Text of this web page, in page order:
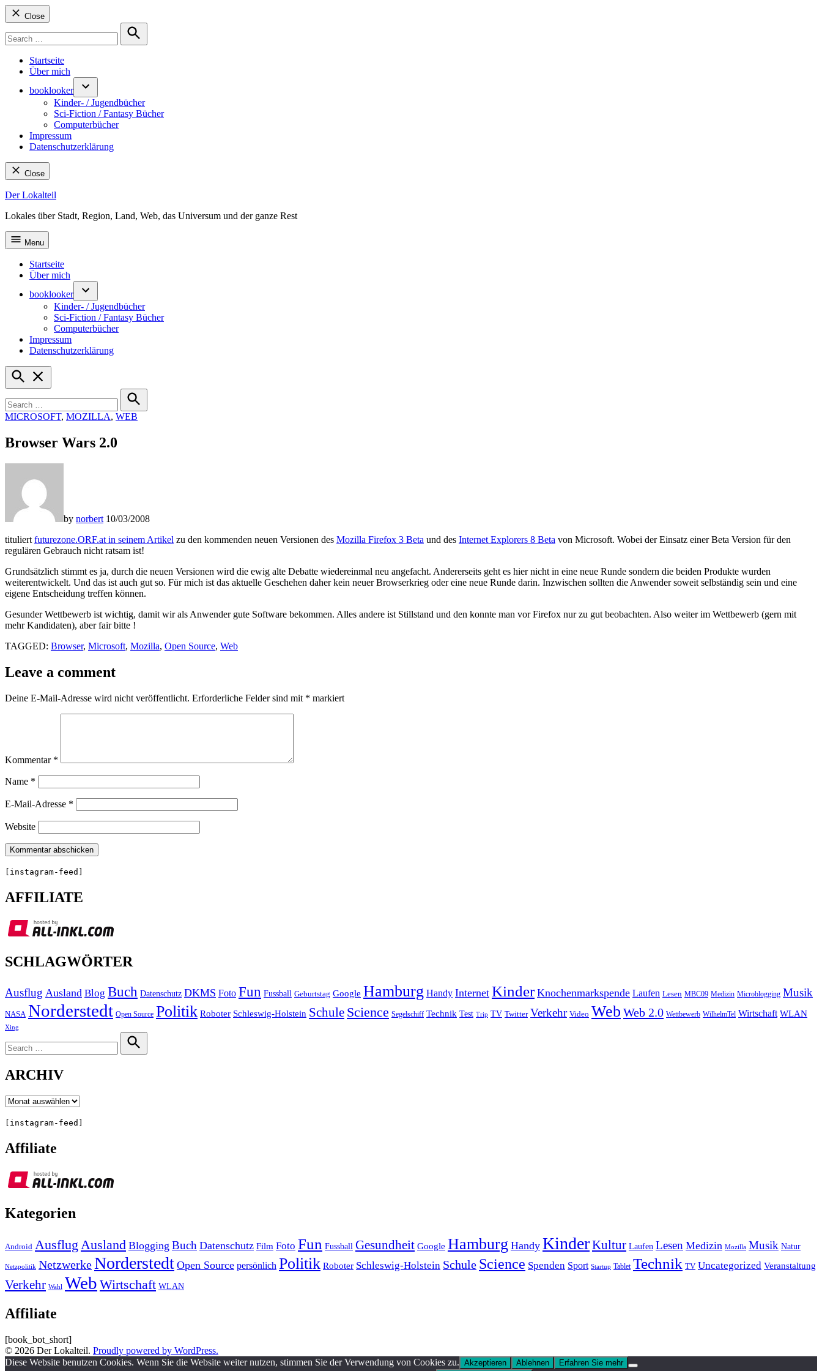
Close
for:
Search
Startseite
Über mich
booklooker
Kinder- / Jugendbücher
Sci-Fiction / Fantasy Bücher
Computerbücher
Impressum
Datenschutzerklärung
Close
Skip
content
Der Lokalteil
Lokales über Stadt, Region, Land, Web, das Universum und der ganze Rest
Menu
Startseite
Über mich
booklooker
Kinder- / Jugendbücher
Sci-Fiction / Fantasy Bücher
Computerbücher
Impressum
Datenschutzerklärung
Open
Search
for:
Search
POSTED
MICROSOFT, MOZILLA, WEB
Browser Wars 2.0
by norbert 10/03/2008
tituliert futurezone.ORF.at in seinem Artikel zu den kommenden neuen Versionen des Mozilla Firefox 3 Beta und des Internet Explorers 8 Beta von Microsoft. Wobei der Einsatz einer Beta Version für den
regulären Gebrauch nicht ratsam ist!
Grundsätzlich stimmt es ja, durch die neuen Versionen wird die ewig alte Debatte wiedereinmal neu angefacht. Andererseits geht es hier nicht in eine neue Runde sondern die beiden Produkte wurden
weiterentwickelt. Und das ist auch gut so. Für mich ist das aktuelle Geschehen daher kein neuer Browserkrieg oder eine neue Runde darin. Inzwischen sollten die Anwender soweit selbständig sein und eine
eigene Entscheidung treffen können.
Gesunder Wettbewerb ist wichtig, damit wir als Anwender gute Software bekommen. Alles andere ist Stillstand und den konnte man vor Firefox nur zu gut beobachten. Also weiter im Wettbewerb (gern mit
mehr Kandidaten), aber fair bitte !
TAGGED: Browser, Microsoft, Mozilla, Open Source, Web
Leave a comment
Deine E-Mail-Adresse wird nicht veröffentlicht. Erforderliche Felder sind mit * markiert
Kommentar *
Name *
E-Mail-Adresse *
Website
[instagram-feed]
AFFILIATE
SCHLAGWÖRTER
Ausflug Ausland Blog Buch Datenschutz DKMS Foto Fun Fussball Geburtstag Google Hamburg Handy Internet Kinder Knochenmarkspende Laufen Lesen MBC09 Medizin Microblogging Musik
NASA Norderstedt Open Source Politik Roboter Schleswig-Holstein Schule Science Segelschiff Technik Test Trip TV Twitter Verkehr Video Web Web 2.0 Wettbewerb WilhelmTel Wirtschaft WLAN
Xing
for:
Search
ARCHIV
Archiv
[instagram-feed]
Affiliate
Kategorien
Android Ausflug Ausland Blogging Buch Datenschutz Film Foto Fun Fussball Gesundheit Google Hamburg Handy KinderKultur Laufen Lesen Medizin Mozilla Musik Natur
Netzpolitik NetzwerkeNorderstedt Open Source persönlich Politik Roboter Schleswig-Holstein Schule Science Spenden Sport Startup Tablet Technik TV Uncategorized Veranstaltung
Verkehr Wahl Web Wirtschaft WLAN
Affiliate
[book_bot_short]
© 2026 Der Lokalteil. Proudly powered by WordPress.
Diese Website benutzen Cookies. Wenn Sie die Website weiter nutzen, stimmen Sie der Verwendung von Cookies zu. Akzeptieren Ablehnen Erfahren Sie mehr